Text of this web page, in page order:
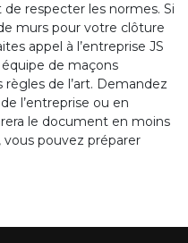
respecter les normes. Si
murs pour votre clôture
appel à l’entreprise JS
de maçons
de l’art. Demandez
l’entreprise ou en
le document en moins
vous pouvez préparer